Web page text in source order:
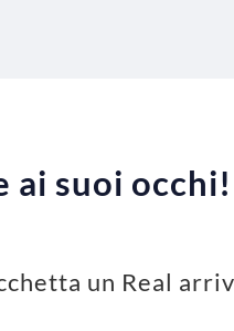
ai suoi
un Real